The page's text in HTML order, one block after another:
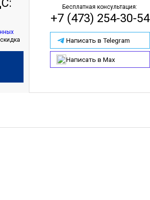
Бесплатная консультация:
+7 (473) 254-30-54
Написать в Telegram
Написать в Max